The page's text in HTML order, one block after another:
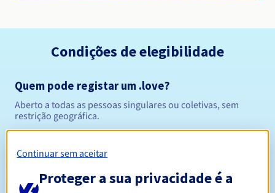
Condições de elegibilidade
Quem pode registar um .love?
Aberto a todas as pessoas singulares ou coletivas, sem
restrição geográfica.
Período de registo Entre 1 e 10 anos
Continuar sem aceitar
Proteger a sua privacidade é a